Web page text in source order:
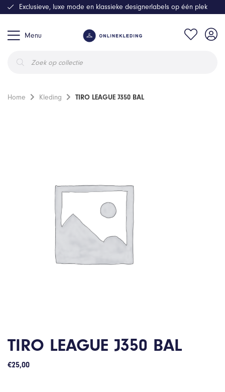
Menu
zoeken
Exclusieve, luxe mode en klassieke designerlabels op één plek
Home Kleding TIRO LEAGUE J350 BAL
TIRO LEAGUE J350 BAL
€25,00